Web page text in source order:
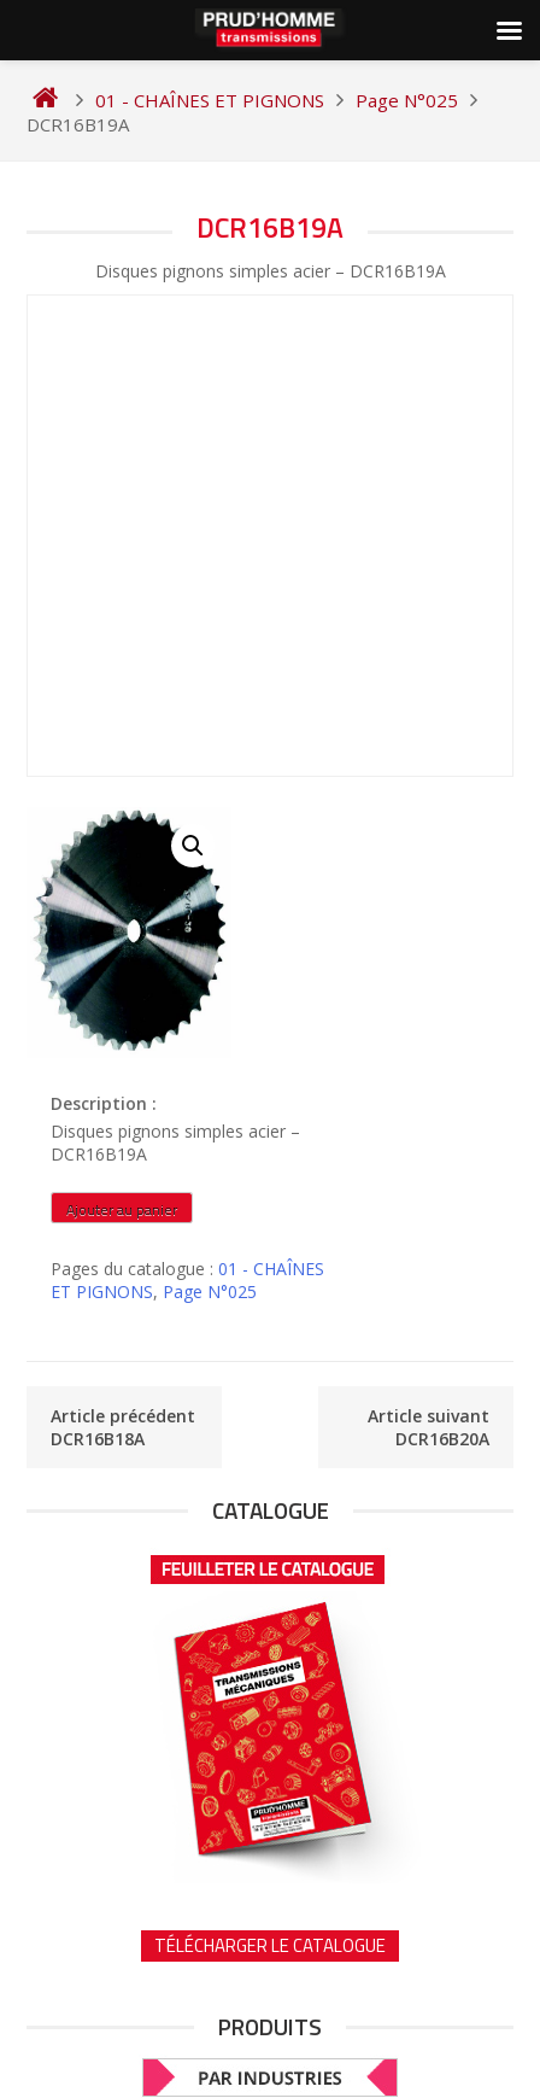
content
01 - CHAÎNES ET PIGNONS
Page N°025
DCR16B19A
DCR16B19A
Disques pignons simples acier – DCR16B19A
Description :
Disques pignons simples acier –
DCR16B19A
quantité
de
Ajouter au panier
Pages du catalogue :01 - CHAÎNES
ET PIGNONS, Page N°025
Article précédent
DCR16B18A
Article suivant
DCR16B20A
CATALOGUE
TÉLÉCHARGER LE CATALOGUE
PRODUITS